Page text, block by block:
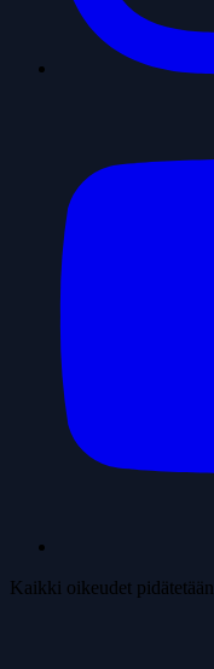
Kaikki oikeudet pidätetään